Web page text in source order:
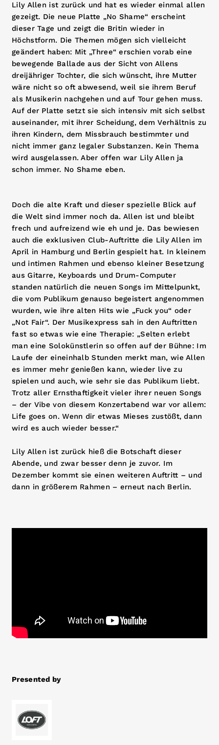
Lily Allen ist zurück und hat es wieder einmal allen
gezeigt. Die neue Platte „No Shame“ erscheint
dieser Tage und zeigt die Britin wieder in
Höchstform. Die Themen mögen sich vielleicht
geändert haben: Mit „Three“ erschien vorab eine
bewegende Ballade aus der Sicht von Allens
dreijähriger Tochter, die sich wünscht, ihre Mutter
wäre nicht so oft abwesend, weil sie ihrem Beruf
als Musikerin nachgehen und auf Tour gehen muss.
Auf der Platte setzt sie sich intensiv mit sich selbst
auseinander, mit ihrer Scheidung, dem Verhältnis zu
ihren Kindern, dem Missbrauch bestimmter und
nicht immer ganz legaler Substanzen. Kein Thema
wird ausgelassen. Aber offen war Lily Allen ja
schon immer. No Shame eben.
Doch die alte Kraft und dieser spezielle Blick auf
die Welt sind immer noch da. Allen ist und bleibt
frech und aufreizend wie eh und je. Das bewiesen
auch die exklusiven Club-Auftritte die Lily Allen im
April in Hamburg und Berlin gespielt hat. In kleinem
und intimen Rahmen und ebenso kleiner Besetzung
aus Gitarre, Keyboards und Drum-Computer
standen natürlich die neuen Songs im Mittelpunkt,
die vom Publikum genauso begeistert angenommen
wurden, wie ihre alten Hits wie „Fuck you“ oder
„Not Fair“. Der Musikexpress sah in den Auftritten
fast so etwas wie eine Therapie: „Selten erlebt
man eine Solokünstlerin so offen auf der Bühne: Im
Laufe der eineinhalb Stunden merkt man, wie Allen
es immer mehr genießen kann, wieder live zu
spielen und auch, wie sehr sie das Publikum liebt.
Trotz aller Ernsthaftigkeit vieler ihrer neuen Songs
– der Vibe von diesem Konzertabend war vor allem:
Life goes on. Wenn dir etwas Mieses zustößt, dann
wird es auch wieder besser.“
Lily Allen ist zurück hieß die Botschaft dieser
Abende, und zwar besser denn je zuvor. Im
Dezember kommt sie einen weiteren Auftritt – und
dann in größerem Rahmen – erneut nach Berlin.
Presented by